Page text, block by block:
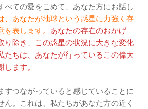
べての愛をこめて、あなた方にお話し
、あなたが地球という惑星に力強く存
表します。 あなたの存在のおかげ
り除き、この惑星の状況に大きな変化
たちは、あなたが行っているこの偉大
ます。
すつながっていると感じていることに
ん。これは、私たちがあなた方の近く